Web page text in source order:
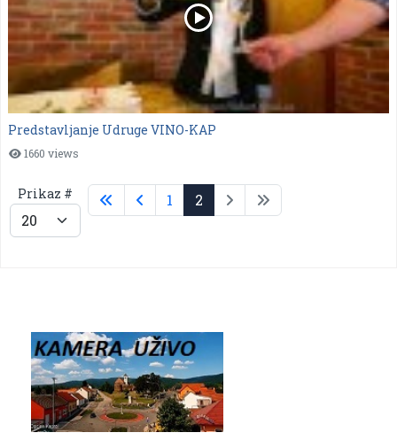
Predstavljanje Udruge VINO-KAP
1660 views
Prikaz # 1 2